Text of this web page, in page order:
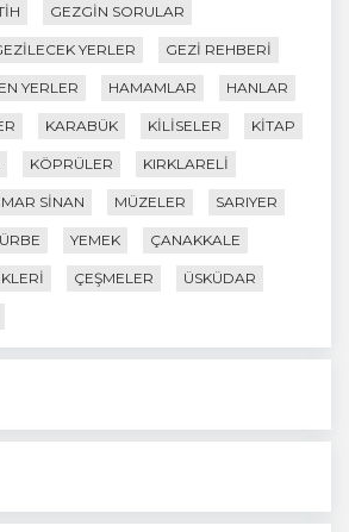
GEZGIN SORULAR
YERLER GEZI REHBERI
YERLER HAMAMLAR HANLAR
KARABÜK KILISELER KITAP
KÖPRÜLER KIRKLARELI
SINAN MÜZELER SARIYER
YEMEK ÇANAKKALE
ÇEŞMELER ÜSKÜDAR